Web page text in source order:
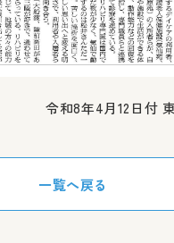
令和8年4月12日付
一覧へ戻る